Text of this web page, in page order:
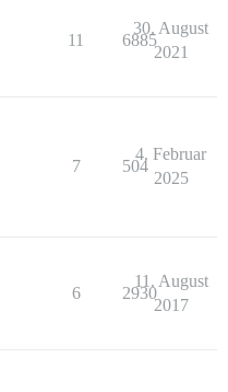
11 6885
30. August
2021
7 504
4. Februar
2025
6 2930
11. August
2017